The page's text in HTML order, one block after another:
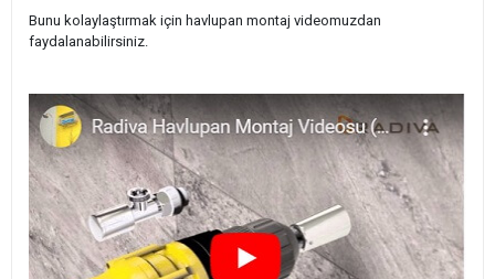
Bunu kolaylaştırmak için havlupan montaj videomuzdan
faydalanabilirsiniz.